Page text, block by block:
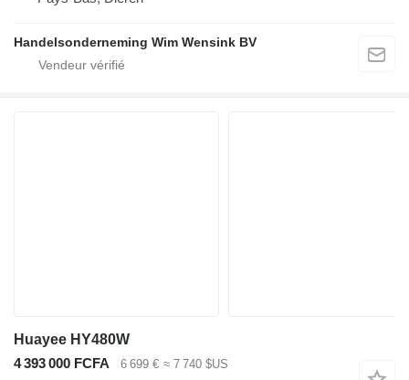
Handelsonderneming Wim Wensink BV
Huayee HY480W
4 393 000 FCFA
6 699 € ≈ 7 740 $US